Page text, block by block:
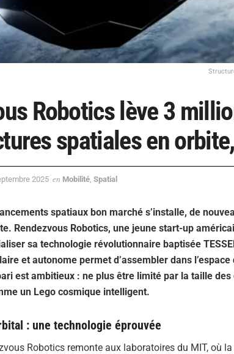
Robotics lève 3
spatiales en
2025 en Mobilité Spatial
spatiaux bon marché s’installe, de
Rendezvous Robotics, une jeune start-up
sa technologie révolutionnaire baptisée
et autonome permet d’assembler dans
est ambitieux : ne plus être limité par la taille
un Lego cosmique intelligent.
: une technologie éprouvée
Robotics remonte aux laboratoires du MIT, où